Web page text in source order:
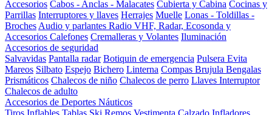
Accesorios Cabos - Anclas - Malacates Cubierta y Cabina Cocinas y
Parrillas Interruptores y llaves Herrajes Muelle Lonas - Toldillas -
Broches Audio y parlantes Radio VHF, Radar, Ecosonda y
Accesorios Calefones Cremalleras y Volantes Iluminación
Accesorios de seguridad
Salvavidas Pantalla radar Botiquin de emergencia Pulsera Evita
Mareos Silbato Espejo Bichero Linterna Compas Brujula Bengalas
Prismáticos Chalecos de niño Chalecos de perro Llaves Interruptor
Chalecos de adulto
Accesorios de Deportes Náuticos
Tiros Inflables Tablas Ski Remos Vestimenta Calzado Infladores